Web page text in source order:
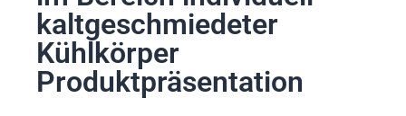
kaltgeschmiedeter
Kühlkörper
Produktpräsentation